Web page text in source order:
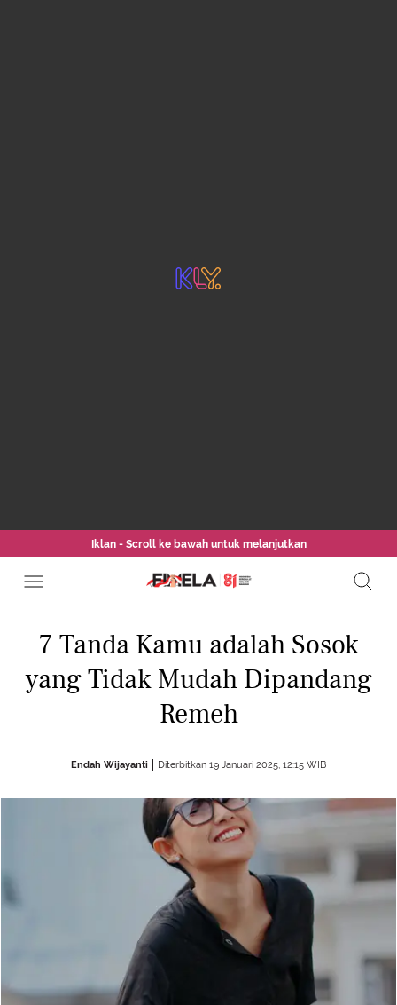
Iklan - Scroll ke bawah untuk melanjutkan
7 Tanda Kamu adalah Sosok
yang Tidak Mudah Dipandang
Remeh
Endah Wijayanti Diterbitkan 19 Januari 2025, 12:15 WIB